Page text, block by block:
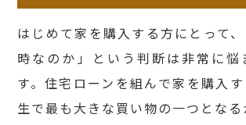
はじめて家を購入する方にとって
時なのか」という判断は非常に悩
す。住宅ローンを組んで家を購入
生で最も大きな買い物の一つとなる